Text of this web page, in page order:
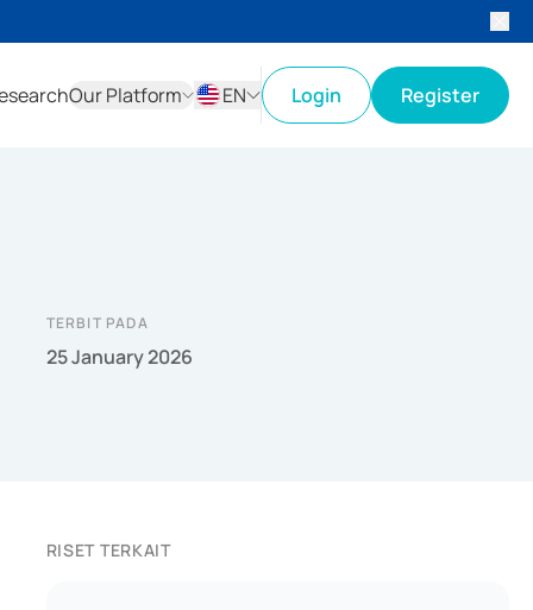
Our Platform
EN
Login Register
TERBIT PADA
25 January 2026
RISET TERKAIT